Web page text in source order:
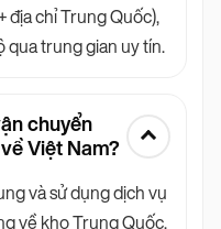
địa chỉ Trung Quốc),
qua trung gian uy tín.
chuyển
Việt Nam?
và sử dụng dịch vụ
về kho Trung Quốc.